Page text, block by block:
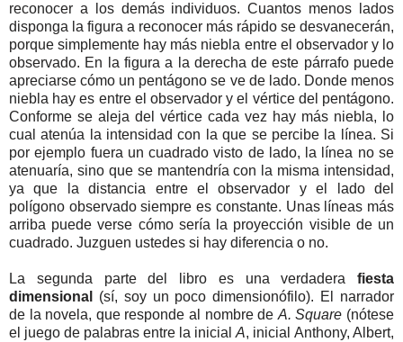
reconocer a los demás individuos. Cuantos menos lados
disponga la figura a reconocer más rápido se desvanecerán,
porque simplemente hay más niebla entre el observador y lo
observado. En la figura a la derecha de este párrafo puede
apreciarse cómo un pentágono se ve de lado. Donde menos
niebla hay es entre el observador y el vértice del pentágono.
Conforme se aleja del vértice cada vez hay más niebla, lo
cual atenúa la intensidad con la que se percibe la línea. Si
por ejemplo fuera un cuadrado visto de lado, la línea no se
atenuaría, sino que se mantendría con la misma intensidad,
ya que la distancia entre el observador y el lado del
polígono observado siempre es constante. Unas líneas más
arriba puede verse cómo sería la proyección visible de un
cuadrado. Juzguen ustedes si hay diferencia o no.
La segunda parte del libro es una verdadera fiesta
dimensional
(sí, soy un poco dimensionófilo). El narrador
de la novela, que responde al nombre de A. Square (nótese
el juego de palabras entre la inicial A, inicial Anthony, Albert,